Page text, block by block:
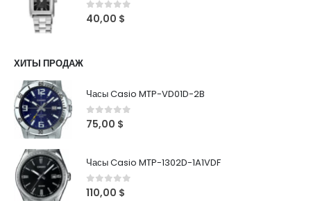
0 out of 5
40,00 $
ХИТЫ ПРОДАЖ
Часы Casio MTP-VD01D-2B
0out of 5
75,00 $
Часы Casio MTP-1302D-1A1VDF
0out of 5
110,00 $